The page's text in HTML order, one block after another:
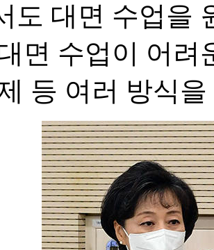
도 대면 수업을
면 수업이 어려
등 여러 방식